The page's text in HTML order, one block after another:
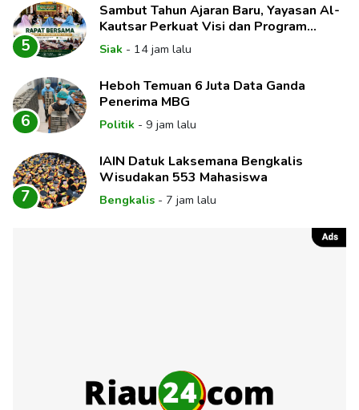
5
Sambut Tahun Ajaran Baru, Yayasan Al-
Kautsar Perkuat Visi dan Program
Unggulan Pendidikan
Siak - 14 jam lalu
6
Heboh Temuan 6 Juta Data Ganda
Penerima MBG
Politik - 9 jam lalu
7
IAIN Datuk Laksemana Bengkalis
Wisudakan 553 Mahasiswa
Bengkalis - 7 jam lalu